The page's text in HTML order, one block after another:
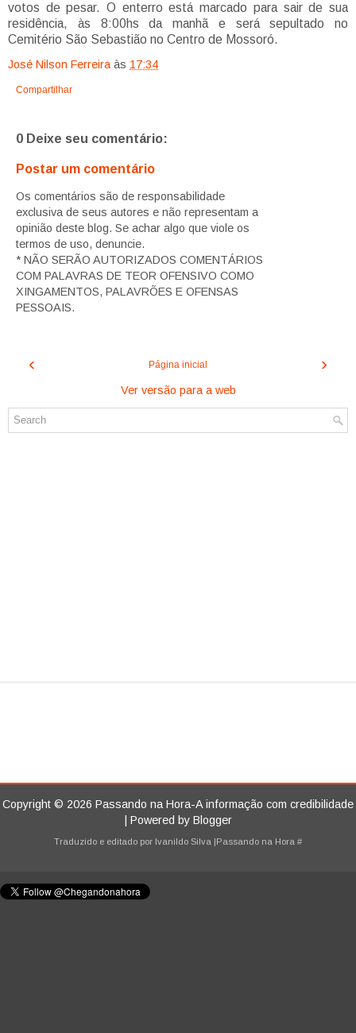
votos de pesar. O enterro está marcado para sair de sua
residência, às 8:00hs da manhã e será sepultado no
Cemitério São Sebastião no Centro de Mossoró.
José Nilson Ferreiraàs 17:34
Compartilhar
0 Deixe seu comentário:
Postar um comentário
Os comentários são de responsabilidade
exclusiva de seus autores e não representam a
opinião deste blog. Se achar algo que viole os
termos de uso, denuncie.
* NÃO SERÃO AUTORIZADOS COMENTÁRIOS
COM PALAVRAS DE TEOR OFENSIVO COMO
XINGAMENTOS, PALAVRÕES E OFENSAS
PESSOAIS.
‹ ›
Página inicial
Ver versão para a web
Copyright © 2026 Passando na Hora-A informação com credibilidade
| Powered by Blogger
Traduzido e editado por Ivanildo Silva |Passando na Hora #